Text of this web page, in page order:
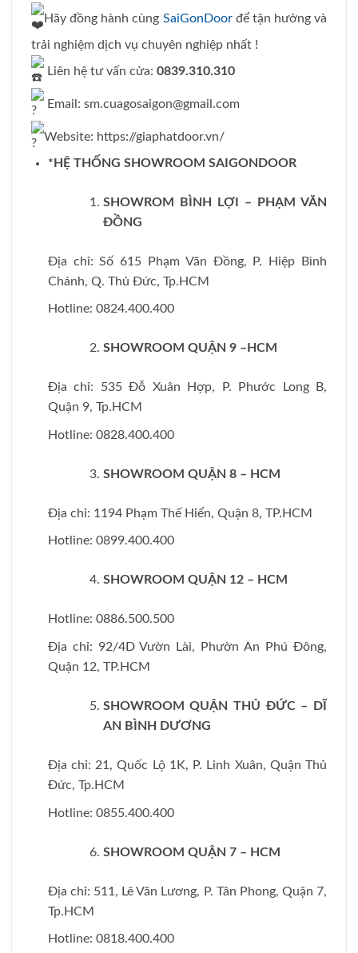
Hãy đồng hành cùng SaiGonDoorđể tận hưởng và
trải nghiệm dịch vụ chuyên nghiệp nhất !
Liên hệ tư vấn cửa: 0839.310.310
Email: sm.cuagosaigon@gmail.com
Website: https://giaphatdoor.vn/
*HỆ THỐNG SHOWROOM SAIGONDOOR
SHOWROM BÌNH LỢI – PHẠM VĂN
ĐỒNG
Địa chỉ: Số 615 Phạm Văn Đồng, P. Hiệp Bình
Chánh, Q. Thủ Đức, Tp.HCM
Hotline: 0824.400.400
SHOWROOM QUẬN 9 –HCM
Địa chỉ: 535 Đỗ Xuân Hợp, P. Phước Long B,
Quận 9, Tp.HCM
Hotline: 0828.400.400
SHOWROOM QUẬN 8 – HCM
Địa chỉ: 1194 Phạm Thế Hiển, Quận 8, TP.HCM
Hotline: 0899.400.400
SHOWROOM QUẬN 12 – HCM
Hotline: 0886.500.500
Địa chỉ: 92/4D Vườn Lài, Phườn An Phú Đông,
Quận 12, TP.HCM
SHOWROOM QUẬN THỦ ĐỨC – DĨ
AN BÌNH DƯƠNG
Địa chỉ: 21, Quốc Lộ 1K, P. Linh Xuân, Quận Thủ
Đức, Tp.HCM
Hotline: 0855.400.400
SHOWROOM QUẬN 7 – HCM
Địa chỉ: 511, Lê Văn Lương, P. Tân Phong, Quận 7,
Tp.HCM
Hotline: 0818.400.400